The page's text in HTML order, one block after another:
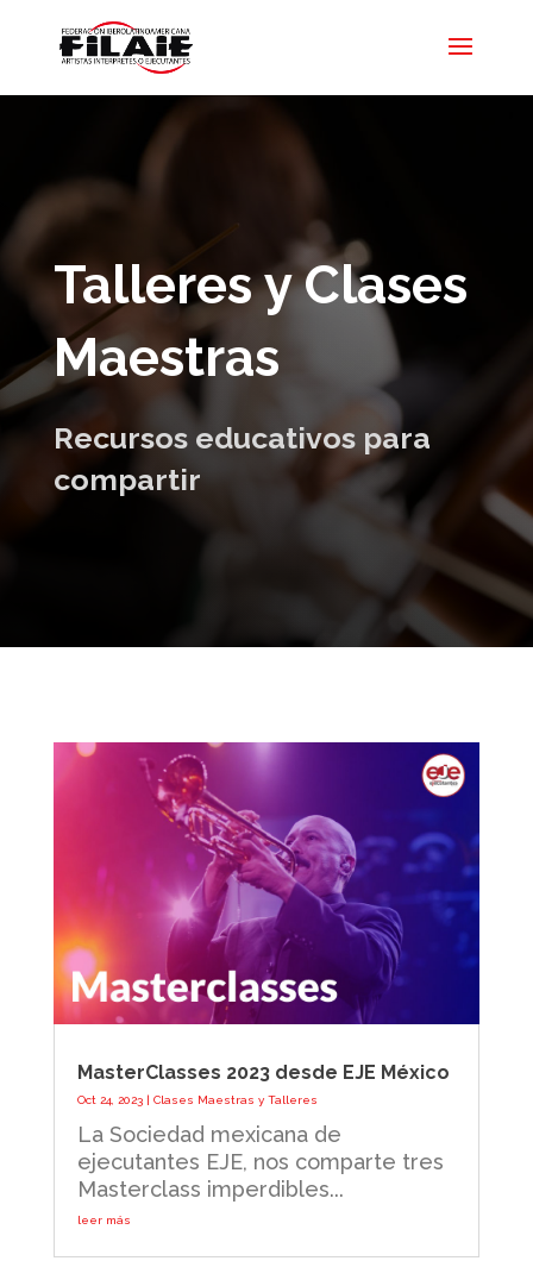
Talleres y Clases
Maestras
Recursos educativos para
compartir
MasterClasses 2023 desde EJE México
Oct 24, 2023| Clases Maestras y Talleres
La Sociedad mexicana de
ejecutantes EJE, nos comparte tres
Masterclass imperdibles...
leer más